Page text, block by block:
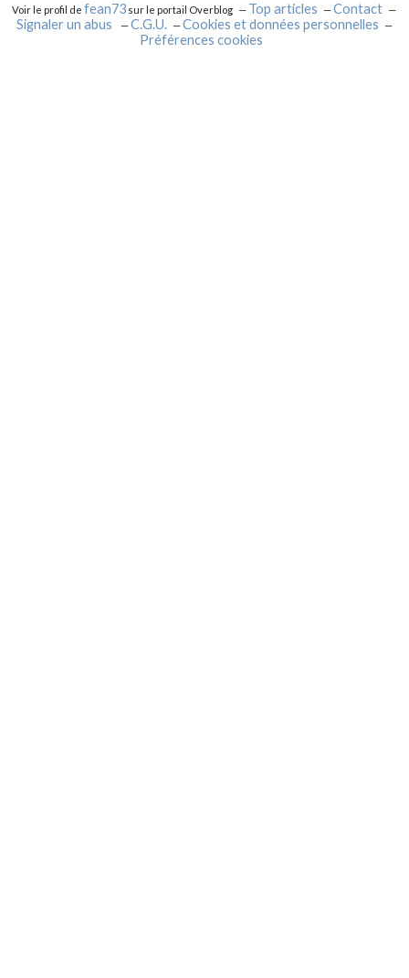
Voir le profil defean73 sur le portail Overblog Top articles
Contact
Signaler un abus
C.G.U.
Cookies et données personnelles
Préférences cookies